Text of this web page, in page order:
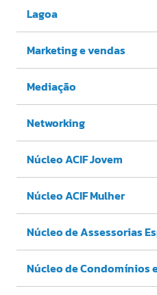
Lagoa
Marketing e vendas
Mediação
Networking
Núcleo ACIF Jovem
Núcleo ACIF Mulher
Núcleo de Assessorias
Núcleo de Condomínios